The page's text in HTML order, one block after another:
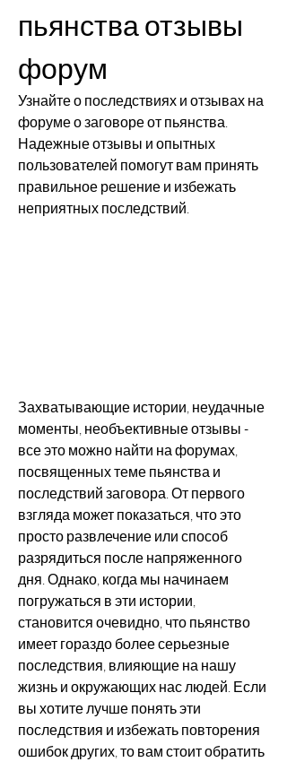
пьянства отзывы
форум
Узнайте о последствиях и отзывах на
форуме о заговоре от пьянства.
Надежные отзывы и опытных
пользователей помогут вам принять
правильное решение и избежать
неприятных последствий.
Захватывающие истории, неудачные
моменты, необъективные отзывы -
все это можно найти на форумах,
посвященных теме пьянства и
последствий заговора. От первого
взгляда может показаться, что это
просто развлечение или способ
разрядиться после напряженного
дня. Однако, когда мы начинаем
погружаться в эти истории,
становится очевидно, что пьянство
имеет гораздо более серьезные
последствия, влияющие на нашу
жизнь и окружающих нас людей. Если
вы хотите лучше понять эти
последствия и избежать повторения
ошибок других, то вам стоит обратить